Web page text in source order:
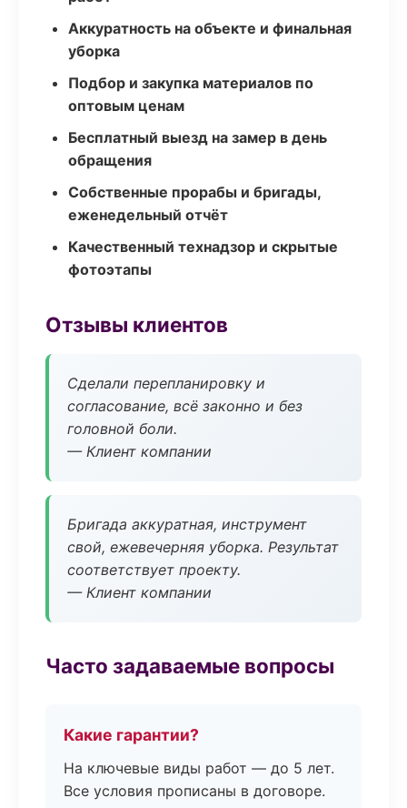
Аккуратность на объекте и финальная
уборка
Подбор и закупка материалов по
оптовым ценам
Бесплатный выезд на замер в день
обращения
Собственные прорабы и бригады,
еженедельный отчёт
Качественный технадзор и скрытые
фотоэтапы
Отзывы клиентов
Сделали перепланировку и
согласование, всё законно и без
головной боли.
— Клиент компании
Бригада аккуратная, инструмент
свой, ежевечерняя уборка. Результат
соответствует проекту.
— Клиент компании
Часто задаваемые вопросы
Какие гарантии?
На ключевые виды работ — до 5 лет.
Все условия прописаны в договоре.